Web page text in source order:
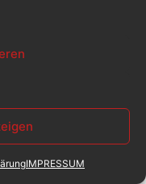
IMPRESSUM